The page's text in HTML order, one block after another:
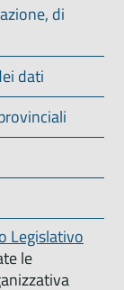
di
dati
Legislativo
le